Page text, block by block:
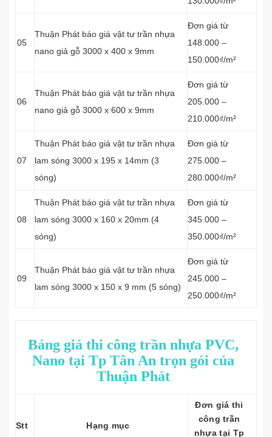
05
Thuận Phát báo giá vật tư trần nhựa
nano giả gỗ 3000 x 400 x 9mm
Đơn giá từ
148.000 –
150.000₫/m²
06
Thuận Phát báo giá vật tư trần nhựa
nano giả gỗ 3000 x 600 x 9mm
Đơn giá từ
205.000 –
210.000₫/m²
07
Thuận Phát báo giá vật tư trần nhựa
lam sóng 3000 x 195 x 14mm (3
sóng)
Đơn giá từ
275.000 –
280.000₫/m²
08
Thuận Phát báo giá vật tư trần nhựa
lam sóng 3000 x 160 x 20mm (4
sóng)
Đơn giá từ
345.000 –
350.000₫/m²
09
Thuận Phát báo giá vật tư trần nhựa
lam sóng 3000 x 150 x 9 mm (5 sóng)
Đơn giá từ
245.000 –
250.000₫/m²
Bảng giá thi công trần nhựa PVC,
Nano tại Tp Tân An trọn gói của
Thuận Phát
Stt Hạng mục
Đơn giá thi
công trần
nhựa tại Tp